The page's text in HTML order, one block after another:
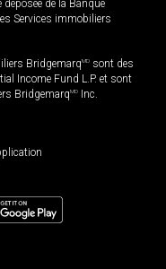
de la Banque
Services immobiliers
BridgemarqMD sont des
Income Fund L.P. et sont
BridgemarqMD Inc.